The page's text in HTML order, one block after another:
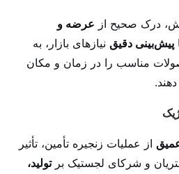
درک صحیح از عرضه و
پیش‌بینی دقیق نیازهای بازار، به
مناسب را در زمان و مکان
از عملیات زنجیره تأمین، تأثیر
و شرکای لجستیک برتولید،